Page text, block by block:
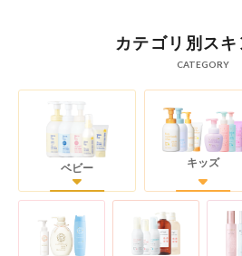
カテゴリ別ス
CATEGORY
ベビー キッズ